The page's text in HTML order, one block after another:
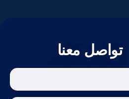
تواصل معنا